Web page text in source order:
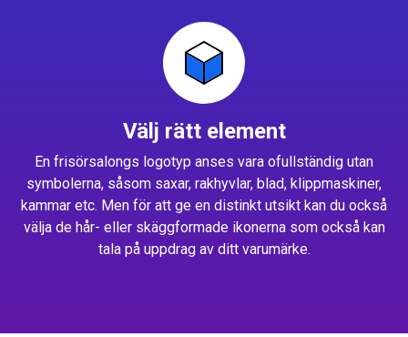
Välj rätt element
En frisörsalongs logotyp anses vara ofullständig utan
symbolerna, såsom saxar, rakhyvlar, blad, klippmaskiner,
kammar etc. Men för att ge en distinkt utsikt kan du också
välja de hår- eller skäggformade ikonerna som också kan
tala på uppdrag av ditt varumärke.